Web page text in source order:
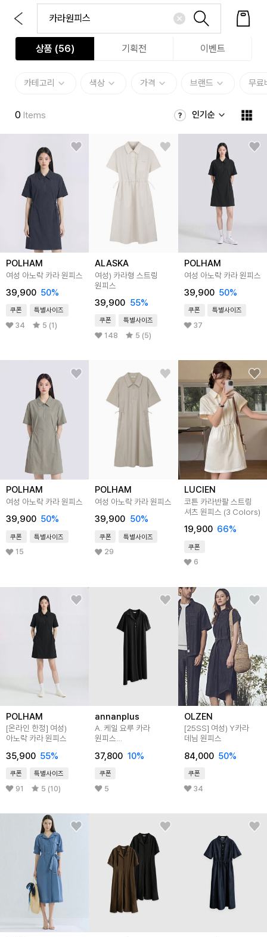
상품 (56) 기획전 이벤트
카테고리 색상 가격 브랜드 무료
0 Items 인기순
POLHAM
여성 아노락 카라 원피스
39,900 50%
쿠폰 특별사이즈
34 5 (1)
ALASKA
여성) 카라형 스트링
원피스
39,900 55%
쿠폰 특별사이즈
148 5 (5)
POLHAM
여성 아노락 카라 원피스
39,900 50%
쿠폰 특별사이즈
37
POLHAM
여성 아노락 카라 원피스
39,900 50%
쿠폰 특별사이즈
15
POLHAM
여성 아노락 카라 원피스
39,900 50%
쿠폰 특별사이즈
29
LUCIEN
코튼 카라반팔 스트링
셔츠 원피스 (3 Colors)
19,900 66%
쿠폰
6
POLHAM
[온라인 한정] 여성)
아노락 카라 원피스
35,900 55%
쿠폰 특별사이즈
91 5 (10)
annanplus
A. 케일 요루 카라
원피스
빅사이즈
37,800 10%
쿠폰
5
OLZEN
[25SS] 여성) Y카라
데님 원피스
84,000 50%
쿠폰
34